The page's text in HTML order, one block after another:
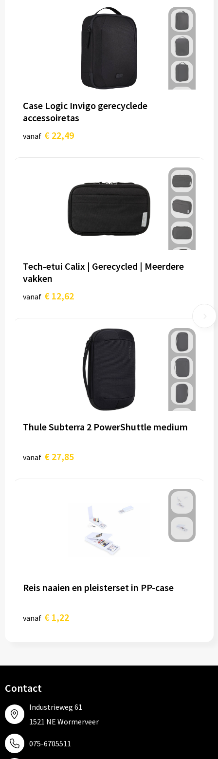
Case Logic Invigo gerecyclede
accessoiretas
vanaf € 22,49
Tech-etui Calix | Gerecycled | Meerdere
vakken
vanaf € 12,62
Thule Subterra 2 PowerShuttle medium
vanaf € 27,85
Reis naaien en pleisterset in PP-case
vanaf € 1,22
Contact
Industrieweg 61
1521 NE Wormerveer
075-6705511